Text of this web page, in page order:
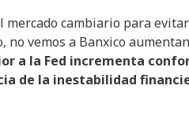
mercado cambiario para evitar
vemos a Banxico
a la Fed incrementa
de la inestabilidad